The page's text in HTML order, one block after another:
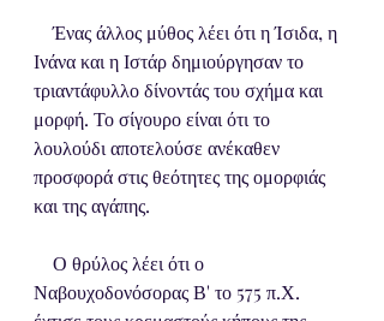
    Ένας άλλος μύθος λέει ότι η Ίσιδα, η
Ινάνα και η Ιστάρ δημιούργησαν το
τριαντάφυλλο δίνοντάς του σχήμα και
μορφή. Το σίγουρο είναι ότι το
λουλούδι αποτελούσε ανέκαθεν
προσφορά στις θεότητες της ομορφιάς
και της αγάπης.
Ναβουχοδονόσορας Β' το 575 π.Χ.